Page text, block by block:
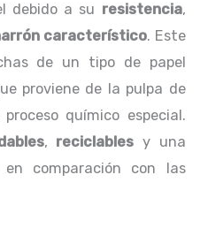
debido a su resistencia,
característico. Este
de un tipo de papel
proviene de la pulpa de
químico especial.
, reciclables y una
comparación con las